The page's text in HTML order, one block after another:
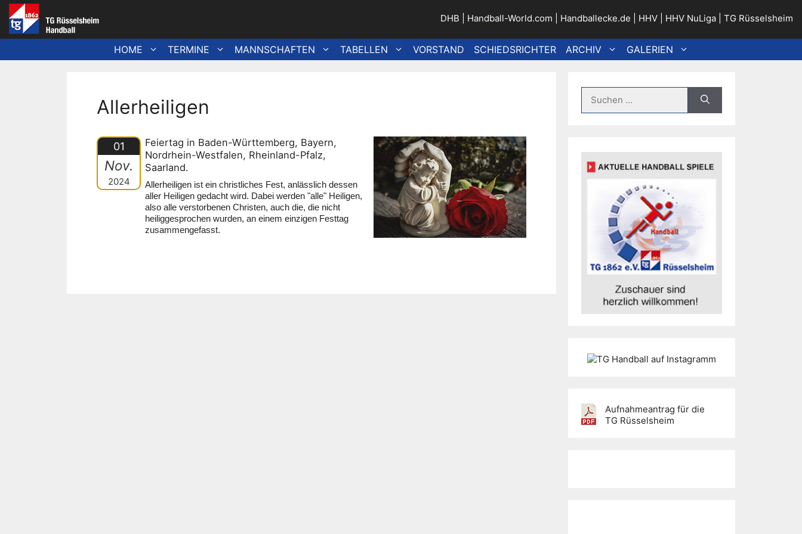
Zum
Inhalt
springen
DHB Handball-World.com Handballecke.de HHV HHV NuLiga TG Rüsselsheim
HOME TERMINE MANNSCHAFTEN TABELLEN VORSTAND SCHIEDSRICHTER ARCHIV GALERIEN
Allerheiligen
01
Nov.
2024
Feiertag in Baden-Württemberg, Bayern,
Nordrhein-Westfalen, Rheinland-Pfalz,
Saarland.
Allerheiligen ist ein christliches Fest, anlässlich dessen
aller Heiligen gedacht wird. Dabei werden "alle" Heiligen,
also alle verstorbenen Christen, auch die, die nicht
heiliggesprochen wurden, an einem einzigen Festtag
zusammengefasst.
nach:
Aufnahmeantrag für die
TG Rüsselsheim